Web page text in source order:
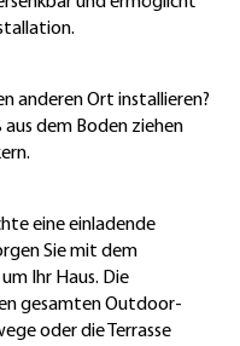
anderen Ort installieren?
aus dem Boden ziehen
eine einladende
Sie mit dem
Ihr Haus. Die
gesamten Outdoor-
oder die Terrasse